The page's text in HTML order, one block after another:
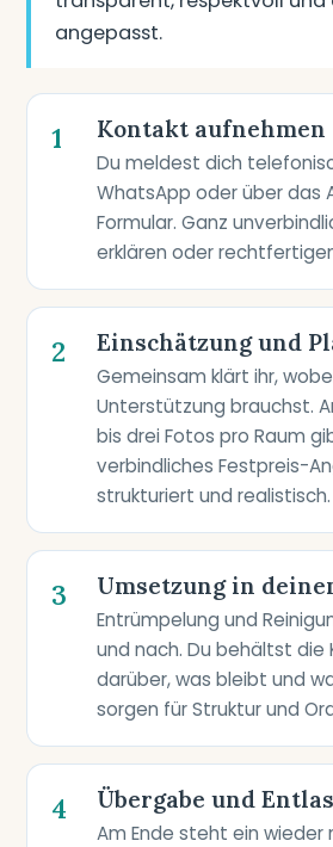
angepasst.
1 Kontakt aufnehmen
Du meldest dich
WhatsApp oder über das
Formular. Ganz
erklären oder
2 Einschätzung und
Gemeinsam klärt ihr,
Unterstützung brauchst.
bis drei Fotos pro Raum
verbindliches Festpreis-
strukturiert und realistisch.
3 Umsetzung in
Entrümpelung und
und nach. Du behältst die
darüber, was bleibt und
sorgen für Struktur und
4 Übergabe und
Am Ende steht ein wieder